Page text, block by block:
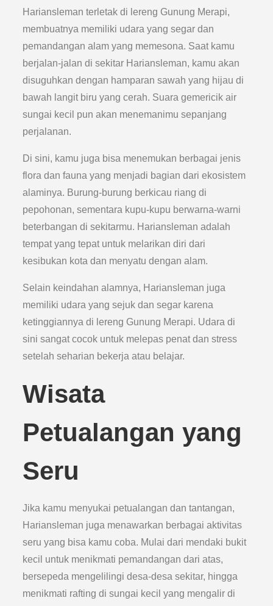
Hariansleman terletak di lereng Gunung Merapi,
membuatnya memiliki udara yang segar dan
pemandangan alam yang memesona. Saat kamu
berjalan-jalan di sekitar Hariansleman, kamu akan
disuguhkan dengan hamparan sawah yang hijau di
bawah langit biru yang cerah. Suara gemericik air
sungai kecil pun akan menemanimu sepanjang
perjalanan.
Di sini, kamu juga bisa menemukan berbagai jenis
flora dan fauna yang menjadi bagian dari ekosistem
alaminya. Burung-burung berkicau riang di
pepohonan, sementara kupu-kupu berwarna-warni
beterbangan di sekitarmu. Hariansleman adalah
tempat yang tepat untuk melarikan diri dari
kesibukan kota dan menyatu dengan alam.
Selain keindahan alamnya, Hariansleman juga
memiliki udara yang sejuk dan segar karena
ketinggiannya di lereng Gunung Merapi. Udara di
sini sangat cocok untuk melepas penat dan stress
setelah seharian bekerja atau belajar.
Wisata
Petualangan yang
Seru
Jika kamu menyukai petualangan dan tantangan,
Hariansleman juga menawarkan berbagai aktivitas
seru yang bisa kamu coba. Mulai dari mendaki bukit
kecil untuk menikmati pemandangan dari atas,
bersepeda mengelilingi desa-desa sekitar, hingga
menikmati rafting di sungai kecil yang mengalir di